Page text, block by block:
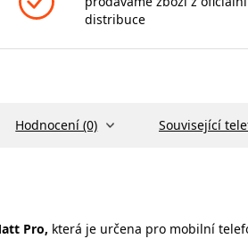
distribuce
Hodnocení (0) Související
Pro, která je určena pro mobilní